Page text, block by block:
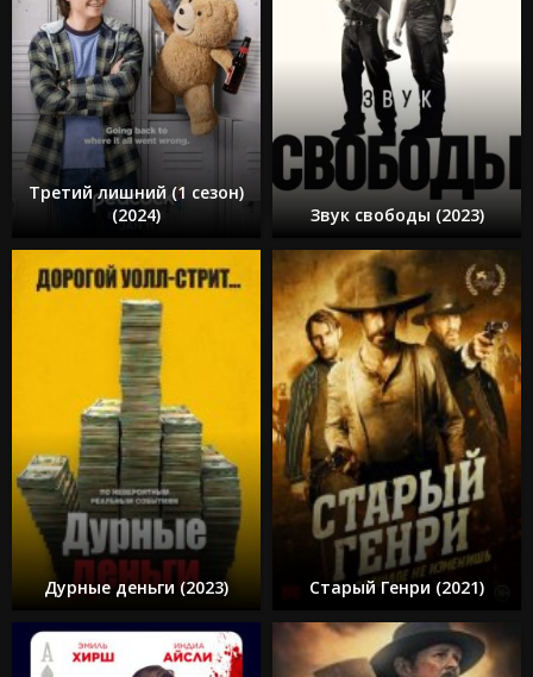
Третий лишний (1 сезон)
(2024)
Звук свободы (2023)
Дурные деньги (2023) Старый Генри (2021)